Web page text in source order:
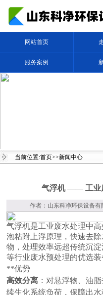
网站首页
服务案例
当前位置:首页>>新闻中心
气浮机 —— 工业
作者：山东科净环保设备有
气浮机是工业废水处理中
泡粘附上浮原理，快速去
物，处理效率远超传统沉
等行业废水预处理的优选装
**优势
高效分离 ：对悬浮物、油
续生化系统负荷，保障出水